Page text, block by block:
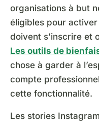
organisations à but
éligibles pour
doivent s’inscrire et
Les outils de
chose à garder à
compte
cette fonctionnalité.
Les stories